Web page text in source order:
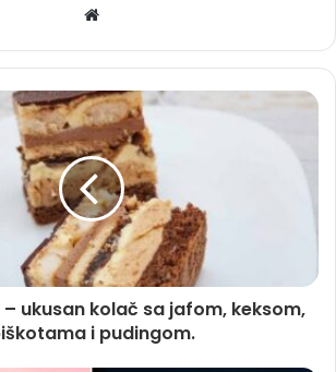
Website
– ukusan kolač sa jafom, keksom,
i pudingom.